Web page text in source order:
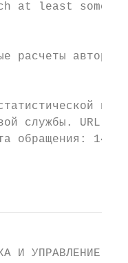
at least
расчеты авторов
службы.
обращения:
И УПРАВЛЕНИЕ